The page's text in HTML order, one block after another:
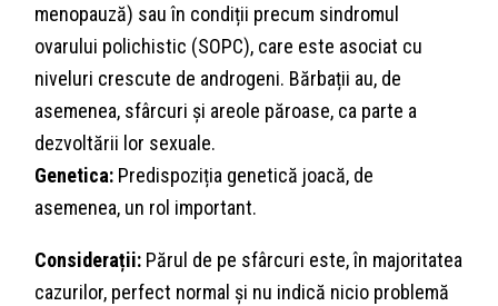
menopauză) sau în condiții precum sindromul
ovarului polichistic (SOPC), care este asociat cu
niveluri crescute de androgeni. Bărbații au, de
asemenea, sfârcuri și areole păroase, ca parte a
dezvoltării lor sexuale.
Genetica: Predispoziția genetică joacă, de
asemenea, un rol important.
Considerații: Părul de pe sfârcuri este, în majoritatea
cazurilor, perfect normal și nu indică nicio problemă